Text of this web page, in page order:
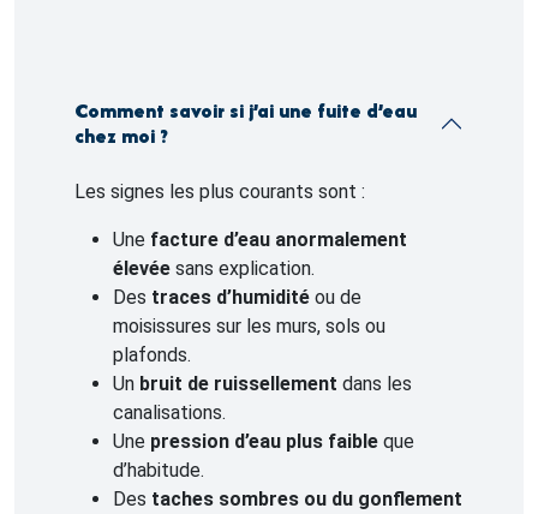
Comment savoir si j’ai une fuite d’eau
chez moi ?
Les signes les plus courants sont :
Une facture d’eau anormalement
élevée sans explication.
Des traces d’humidité ou de
moisissures sur les murs, sols ou
plafonds.
Un bruit de ruissellement dans les
canalisations.
Une pression d’eau plus faible que
d’habitude.
Des taches sombres ou du gonflement